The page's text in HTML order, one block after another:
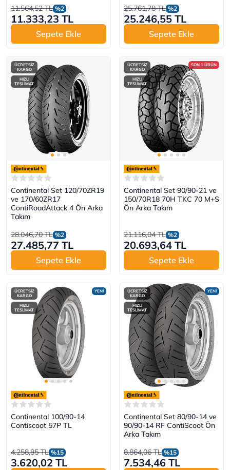
11.564,52 TL %2
11.333,23 TL
Sepete Ekle
25.761,78 TL %2
25.246,55 TL
Sepete Ekle
ÜCRETSİZ
KARGO
HIZLI
TESLİMAT
Continental Set 120/70ZR19
ve 170/60ZR17
ContiRoadAttack 4 Ön Arka
Takım
28.046,70 TL %2
27.485,77 TL
Sepete Ekle
ÜCRETSİZ
KARGO
HIZLI
TESLİMAT
SON 1 ÜRÜN
Continental Set 90/90-21 ve
150/70R18 70H TKC 70 M+S
Ön Arka Takım
21.116,04 TL %2
20.693,64 TL
Sepete Ekle
YENİ
ÜCRETSİZ
KARGO
HIZLI
TESLİMAT
Continental 100/90-14
Contiscoot 57P TL
4.258,85 TL %15
3.620,02 TL
YENİ
ÜCRETSİZ
KARGO
HIZLI
TESLİMAT
Continental Set 80/90-14 ve
90/90-14 RF ContiScoot Ön
Arka Takım
8.864,06 TL %15
7.534,46 TL